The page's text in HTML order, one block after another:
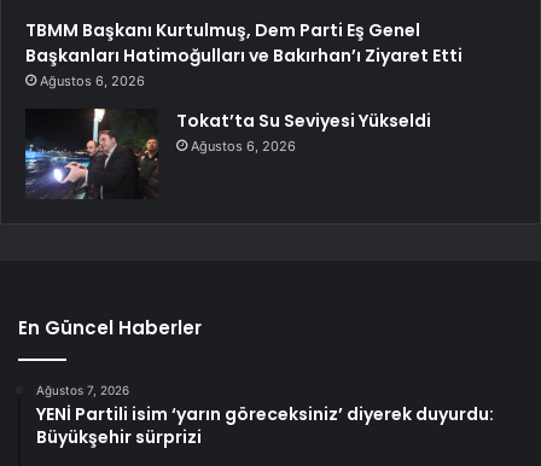
TBMM Başkanı Kurtulmuş, Dem Parti Eş Genel
Başkanları Hatimoğulları ve Bakırhan’ı Ziyaret Etti
Ağustos 6, 2026
Tokat’ta Su Seviyesi Yükseldi
Ağustos 6, 2026
En Güncel Haberler
Ağustos 7, 2026
YENİ Partili isim ‘yarın göreceksiniz’ diyerek duyurdu:
Büyükşehir sürprizi